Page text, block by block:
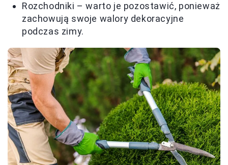
Rozchodniki – warto je pozostawić, ponieważ
zachowują swoje walory dekoracyjne
podczas zimy.